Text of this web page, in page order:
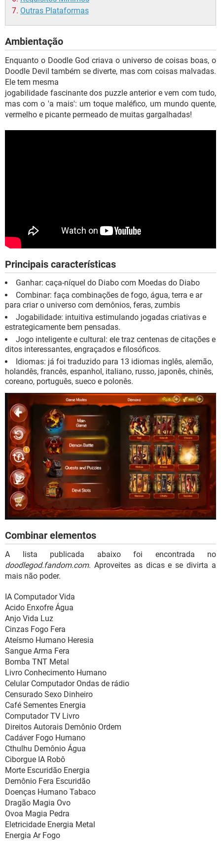
Outras Plataformas
Ambientação
Enquanto o Doodle God criava o universo de coisas boas, o
Doodle Devil também se diverte, mas com coisas malvadas.
Ele tem mesma
jogabilidade fascinante dos puzzle anterior e vem com tudo,
mas com o 'a mais': um toque maléfico, um mundo quente,
vermelho e picante permeado de muitas gargalhadas!
Principais características
Ganhar: caça-níquel do Diabo com Moedas do Diabo
Combinar: faça combinações de fogo, água, terra e ar
para criar o universo com demônios, feras, zumbis
Jogabilidade: intuitiva estimulando jogadas criativas e
estrategicamente bem pensadas.
Jogo inteligente e cultural: ele traz centenas de citações e
ditos interessantes, engraçados e filosóficos.
Idiomas: já foi traduzido para 13 idiomas inglês, alemão,
holandês, francês, espanhol, italiano, russo, japonês, chinês,
coreano, português, sueco e polonês.
Combinar elementos
A lista publicada abaixo foi encontrada no
doodlegod.fandom.com. Aproveites as dicas e se divirta a
mais não poder.
IA Computador Vida
Acido Enxofre Água
Anjo Vida Luz
Cinzas Fogo Fera
Ateísmo Humano Heresia
Sangue Arma Fera
Bomba TNT Metal
Livro Conhecimento Humano
Celular Computador Ondas de rádio
Censurado Sexo Dinheiro
Café Sementes Energia
Computador TV Livro
Direitos Autorais Demônio Ordem
Cadáver Fogo Humano
Cthulhu Demônio Água
Ciborgue IA Robô
Morte Escuridão Energia
Demônio Fera Escuridão
Doenças Humano Tabaco
Dragão Magia Ovo
Ovoa Magia Pedra
Eletricidade Energia Metal
Energia Ar Fogo